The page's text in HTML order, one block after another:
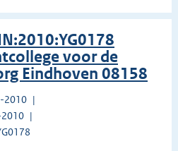
voor de
Eindhoven 08158
2010